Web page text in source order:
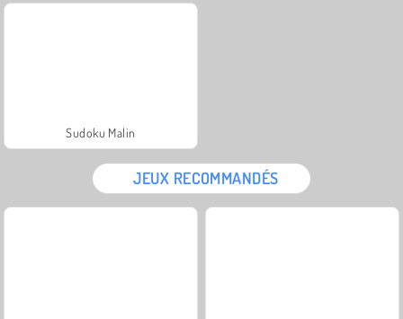
Sudoku Malin
JEUX RECOMMANDÉS